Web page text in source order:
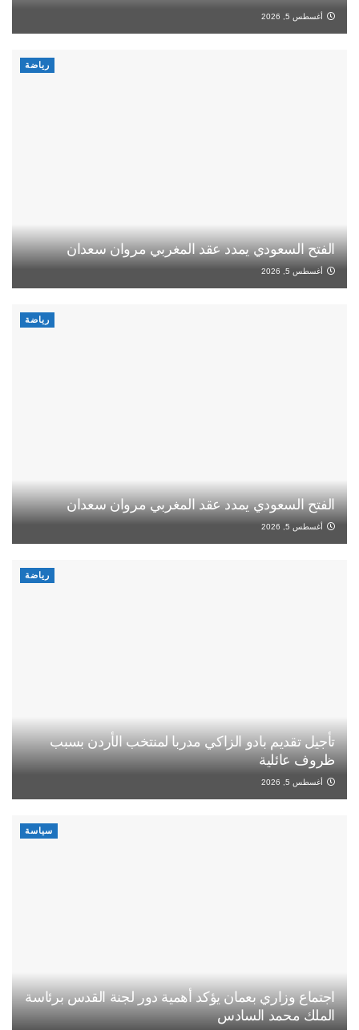
أغسطس 5, 2026
رياضة
الفتح السعودي يمدد عقد المغربي مروان سعدان
أغسطس 5, 2026
رياضة
الفتح السعودي يمدد عقد المغربي مروان سعدان
أغسطس 5, 2026
رياضة
تأجيل تقديم بادو الزاكي مدربا لمنتخب الأردن بسبب
ظروف عائلية
أغسطس 5, 2026
سياسة
اجتماع وزاري بعمان يؤكد أهمية دور لجنة القدس برئاسة
الملك محمد السادس